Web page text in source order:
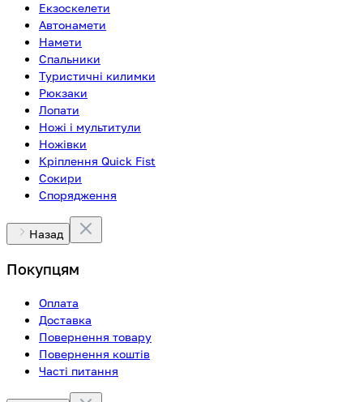
Екзоскелети
Автонамети
Намети
Спальники
Туристичні килимки
Рюкзаки
Лопати
Ножі і мультитули
Ножівки
Кріплення Quick Fist
Сокири
Спорядження
Назад
Покупцям
Оплата
Доставка
Повернення товару
Повернення коштів
Часті питання